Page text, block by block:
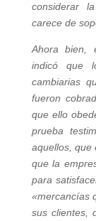
considerar
carece de
Ahora bien,
indicó que
cambiarias
fueron
que ello
prueba
aquellos, que
que la
para
«mercancías
sus clientes,